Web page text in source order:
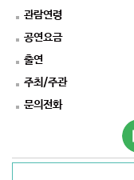
관람연령
공연요금
출연
주최/주관
문의전화